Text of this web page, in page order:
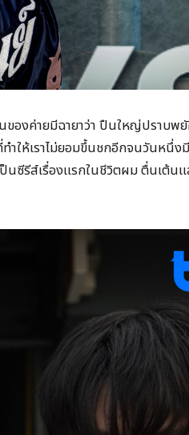
ของค่ายมีฉายาว่า ปืนใหญ่ปราบพ
ให้เราไม่ยอมขึ้นชกอีกจนวันหนึ่งมี
นซีรีส์เรื่องแรกในชีวิตผม ตื่นเต้นแ